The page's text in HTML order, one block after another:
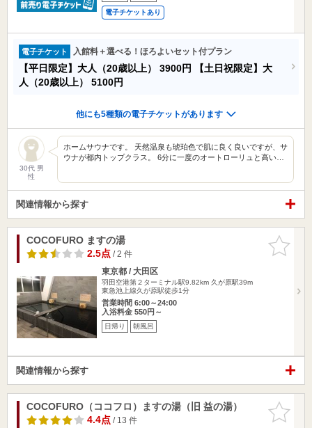
電子チケットあり
電子チケット 入館料＋選べる！ほろよいセット付プラン
【平日限定】大人（20歳以上） 3900円
【土日祝限定】大
人（20歳以上） 5100円
他にも5種類の電子チケットがあります
30代 男
性
ホームサウナです。 天然温泉も琥珀色で肌に良く良いですが、サ
ウナが都内トップクラス。 6分に一度のオートローリュと高い…
関連情報から探す
お気に入
りに追加
COCOFURO ますの湯
2.5点/ 2 件
東京都 / 大田区
羽田空港第２ターミナル駅9.82km 久が原駅39m
東急池上線久が原駅徒歩1分
営業時間 6:00～24:00
入浴料金 550円～
日帰り 朝風呂
関連情報から探す
お気に入
りに追加
COCOFURO（ココフロ）ますの湯（旧 益の湯）
4.4点/ 13 件